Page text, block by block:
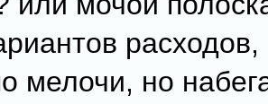
расходов,
мелочи, но